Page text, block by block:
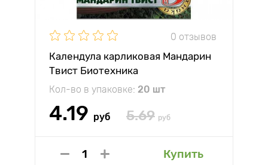
0 отзывов
Календула карликовая Мандарин
Твист Биотехника
Кол-во в упаковке: 20 шт
4.19 руб 5.69 руб
Купить